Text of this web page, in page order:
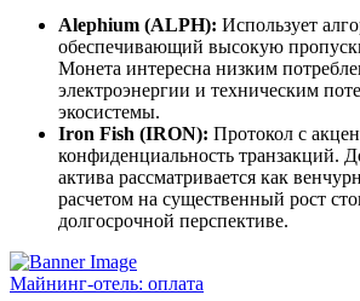
Alephium (ALPH): Использует
обеспечивающий высокую
Монета интересна низким
электроэнергии и техническим
экосистемы.
Iron Fish (IRON): Протокол с
конфиденциальность транзакций.
актива рассматривается как
расчетом на существенный рост
долгосрочной перспективе.
Майнинг-отель: оплата